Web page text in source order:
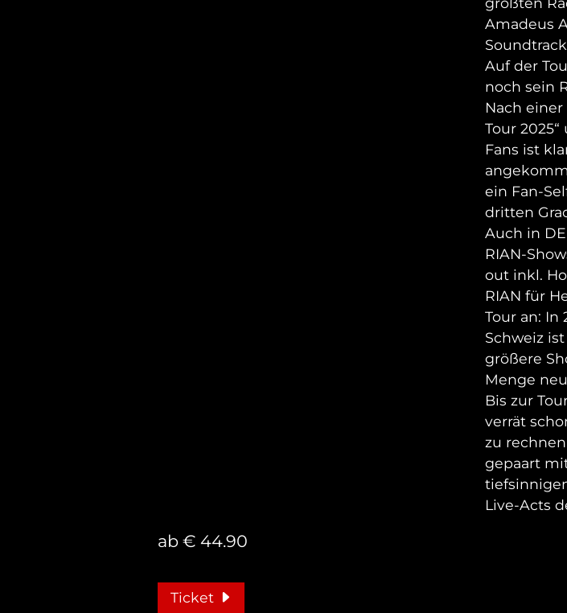
Amadeus
Auf der
noch sein
Nach
Tour
Fans ist
ein Fan-
dritten
Auch in
RIAN-
out inkl.
RIAN für
Tour an:
Schweiz
größere
Menge
Bis zur
verrät
zu
gepaart
Live-Acts
ab € 44.90
Ticket